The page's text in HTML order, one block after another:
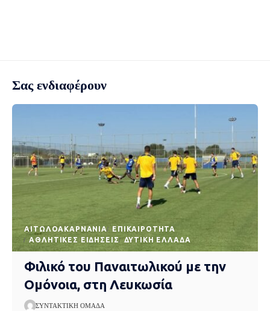
Σας ενδιαφέρουν
AΙΤΩΛΟΑΚΑΡΝΑΝΊΑ
EΠΙΚΑΙΡΌΤΗΤΑ
ΑΘΛΗΤΙΚΈΣ ΕΙΔΉΣΕΙΣ
ΔΥΤΙΚΉ ΕΛΛΆΔΑ
Φιλικό του Παναιτωλικού με την
Ομόνοια, στη Λευκωσία
ΣΥΝΤΑΚΤΙΚΉ ΟΜΆΔΑ